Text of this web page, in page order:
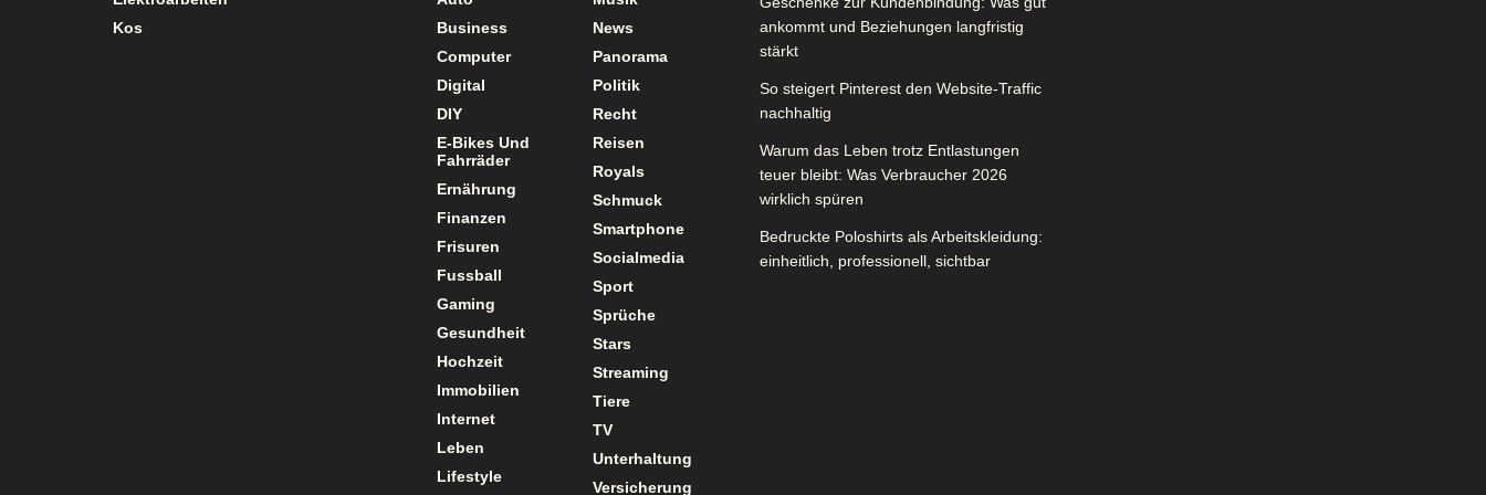
Kos
Business
Computer
Digital
DIY
E-Bikes Und
Fahrräder
Ernährung
Finanzen
Frisuren
Fussball
Gaming
Gesundheit
Hochzeit
Immobilien
Internet
Leben
Lifestyle
News
Panorama
Politik
Recht
Reisen
Royals
Schmuck
Smartphone
Socialmedia
Sport
Sprüche
Stars
Streaming
Tiere
TV
Unterhaltung
Versicherung
ankommt und Beziehungen langfristig
stärkt
So steigert Pinterest den Website-Traffic
nachhaltig
Warum das Leben trotz Entlastungen
teuer bleibt: Was Verbraucher 2026
wirklich spüren
Bedruckte Poloshirts als Arbeitskleidung:
einheitlich, professionell, sichtbar